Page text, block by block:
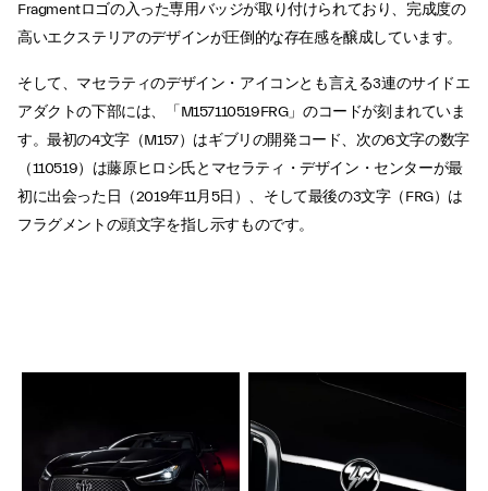
Fragmentロゴの入った専用バッジが取り付けられており、完成度の
高いエクステリアのデザインが圧倒的な存在感を醸成しています。
そして、マセラティのデザイン・アイコンとも言える3連のサイドエ
アダクトの下部には、「M157110519FRG」のコードが刻まれていま
す。最初の4文字（M157）はギブリの開発コード、次の6文字の数字
（110519）は藤原ヒロシ氏とマセラティ・デザイン・センターが最
初に出会った日（2019年11月5日）、そして最後の3文字（FRG）は
フラグメントの頭文字を指し示すものです。